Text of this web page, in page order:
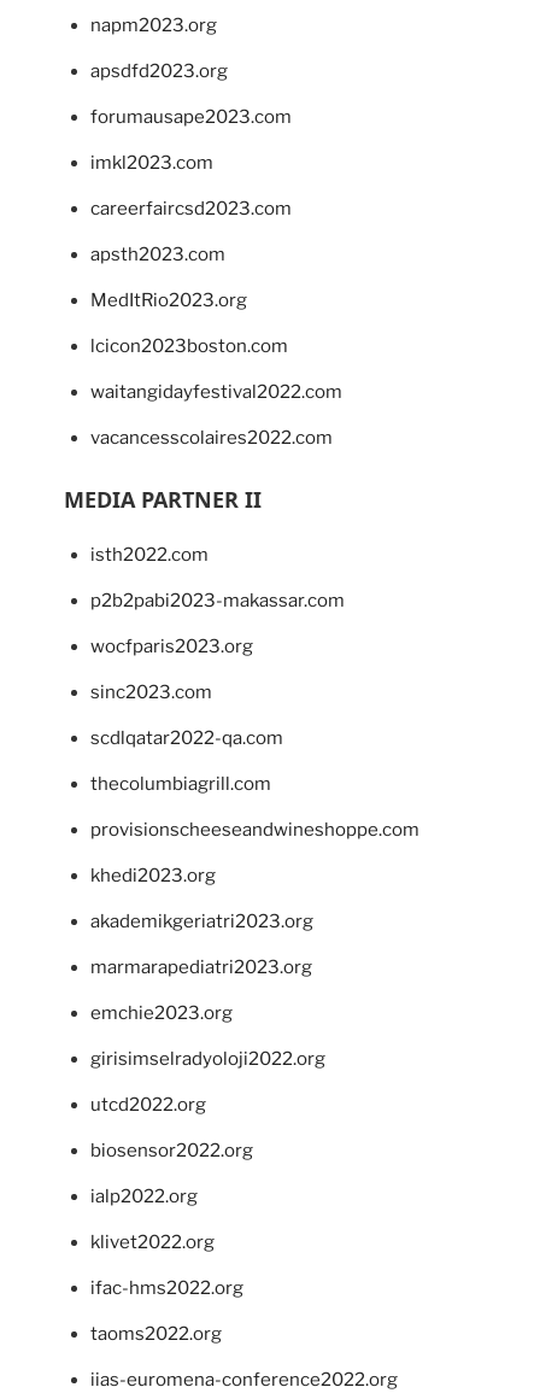
napm2023.org
apsdfd2023.org
forumausape2023.com
imkl2023.com
careerfaircsd2023.com
apsth2023.com
MedItRio2023.org
lcicon2023boston.com
waitangidayfestival2022.com
vacancesscolaires2022.com
MEDIA PARTNER II
isth2022.com
p2b2pabi2023-makassar.com
wocfparis2023.org
sinc2023.com
scdlqatar2022-qa.com
thecolumbiagrill.com
provisionscheeseandwineshoppe.com
khedi2023.org
akademikgeriatri2023.org
marmarapediatri2023.org
emchie2023.org
girisimselradyoloji2022.org
utcd2022.org
biosensor2022.org
ialp2022.org
klivet2022.org
ifac-hms2022.org
taoms2022.org
iias-euromena-conference2022.org